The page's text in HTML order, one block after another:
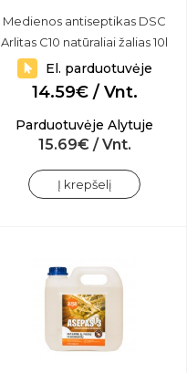
Medienos antiseptikas DSC
Arlitas C10 natūraliai žalias 10l
El. parduotuvėje
14.59€ / Vnt.
Parduotuvėje Alytuje
15.69€ / Vnt.
Į krepšelį